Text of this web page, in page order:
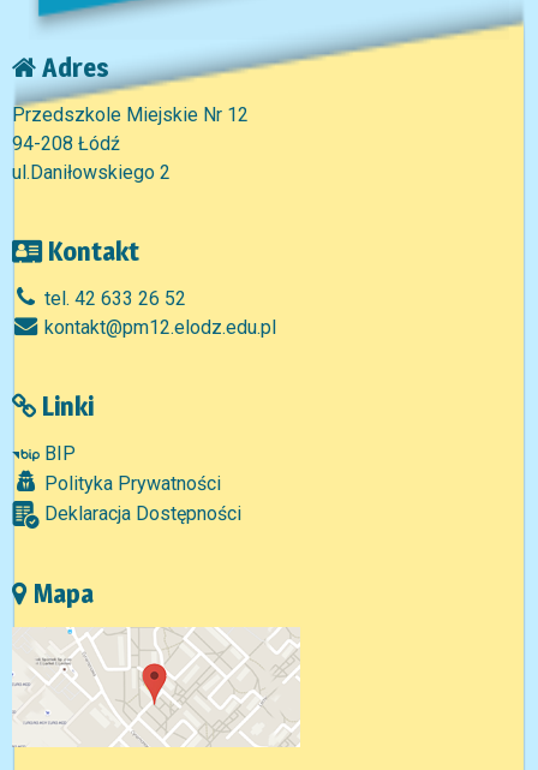
Adres
Przedszkole Miejskie Nr 12
94-208 Łódź
ul.Daniłowskiego 2
Kontakt
tel. 42 633 26 52
kontakt@pm12.elodz.edu.pl
Linki
BIP
Polityka Prywatności
Deklaracja Dostępności
Mapa